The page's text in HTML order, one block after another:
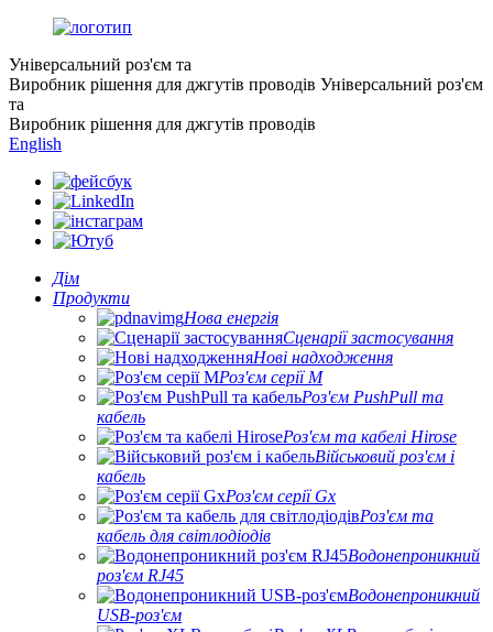
Універсальний роз'єм та
Виробник рішення для джгутів проводів Універсальний роз'єм
та
Виробник рішення для джгутів проводів
English
Дім
Продукти
Нова енергія
Сценарії застосування
Нові надходження
Роз'єм серії M
Роз'єм PushPull та
кабель
Роз'єм та кабелі Hirose
Військовий роз'єм і
кабель
Роз'єм серії Gx
Роз'єм та
кабель для світлодіодів
Водонепроникний
роз'єм RJ45
Водонепроникний
USB-роз'єм